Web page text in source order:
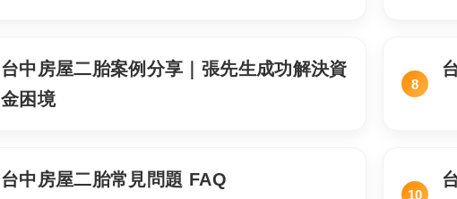
台中房屋二胎案例分享｜張先生成功解決資
金困境
台中房屋二胎常見問題 FAQ